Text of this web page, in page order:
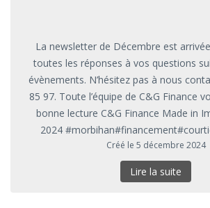
La newsletter de Décembre est
toutes les réponses à vos questions
évènements. N’hésitez pas à nous
85 97. Toute l’équipe de C&G Finance
bonne lecture C&G Finance Made in
2024
Créé le 5 décembre 2024
Lire la suite